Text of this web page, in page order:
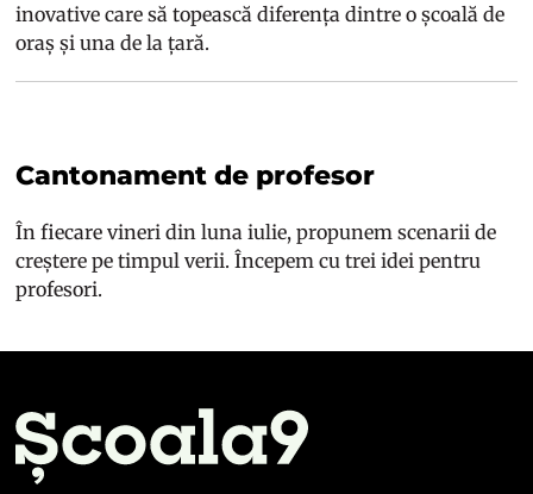
inovative care să topească diferența dintre o școală de
oraș și una de la țară.
Cantonament de profesor
În fiecare vineri din luna iulie, propunem scenarii de
creștere pe timpul verii. Începem cu trei idei pentru
profesori.